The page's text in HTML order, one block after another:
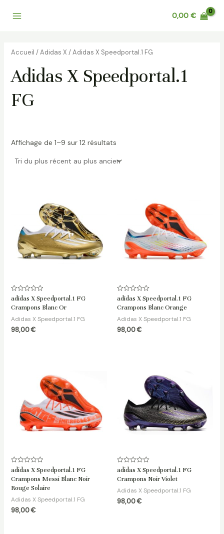
0,00€
Accueil /Adidas X / Adidas X Speedportal.1 FG
Adidas X Speedportal.1
FG
Affichage de 1–9 sur 12 résultats
Note
sur
adidas X Speedportal.1 FG
Crampons Blanc Or
Adidas X Speedportal.1 FG
98,00€
Note
sur
adidas X Speedportal.1 FG
Crampons Blanc Orange
Adidas X Speedportal.1 FG
98,00€
Note
sur
5
adidas X Speedportal.1 FG
Crampons Messi Blanc Noir
Rouge Solaire
Adidas X Speedportal.1 FG
98,00€
Note
sur
adidas X Speedportal.1 FG
Crampons Noir Violet
Adidas X Speedportal.1 FG
98,00€